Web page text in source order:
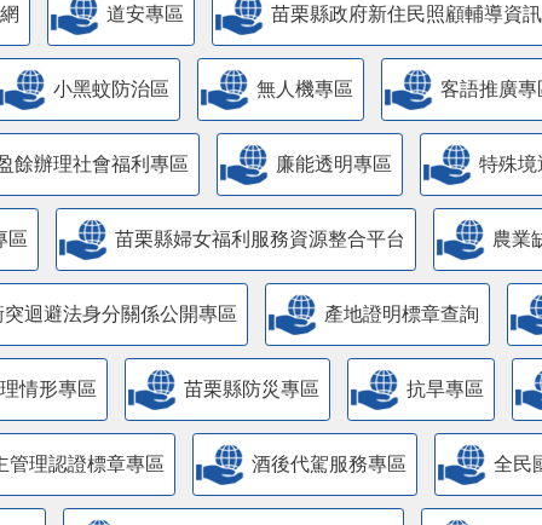
道安專區 苗栗縣政府新住民照顧輔導資
小黑蚊防治區 無人機專區 客語推廣專
餘辦理社會福利專區 廉能透明專區 特殊境
區 苗栗縣婦女福利服務資源整合平台 農業
迴避法身分關係公開專區 產地證明標章查詢
情形專區 苗栗縣防災專區 抗旱專區
管理認證標章專區 酒後代駕服務專區 全民